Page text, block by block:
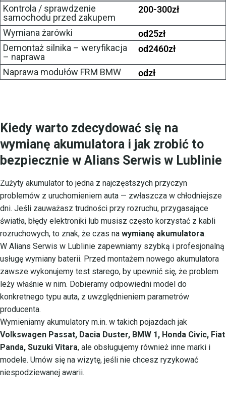
Kontrola / sprawdzenie
samochodu przed zakupem
200-300zł
Wymiana żarówki od25zł
Demontaż silnika – weryfikacja
– naprawa
od2460zł
Naprawa modułów FRM BMW odzł
Kiedy warto zdecydować się na
wymianę akumulatora i jak zrobić to
bezpiecznie w Alians Serwis w Lublinie
Zużyty akumulator to jedna z najczęstszych przyczyn
problemów z uruchomieniem auta — zwłaszcza w chłodniejsze
dni. Jeśli zauważasz trudności przy rozruchu, przygasające
światła, błędy elektroniki lub musisz często korzystać z kabli
rozruchowych, to znak, że czas na wymianę akumulatora.
W Alians Serwis w Lublinie zapewniamy szybką i profesjonalną
usługę wymiany baterii. Przed montażem nowego akumulatora
zawsze wykonujemy test starego, by upewnić się, że problem
leży właśnie w nim. Dobieramy odpowiedni model do
konkretnego typu auta, z uwzględnieniem parametrów
producenta.
Wymieniamy akumulatory m.in. w takich pojazdach jak
Volkswagen Passat, Dacia Duster, BMW 1, Honda Civic, Fiat
Panda, Suzuki Vitara, ale obsługujemy również inne marki i
modele. Umów się na wizytę, jeśli nie chcesz ryzykować
niespodziewanej awarii.